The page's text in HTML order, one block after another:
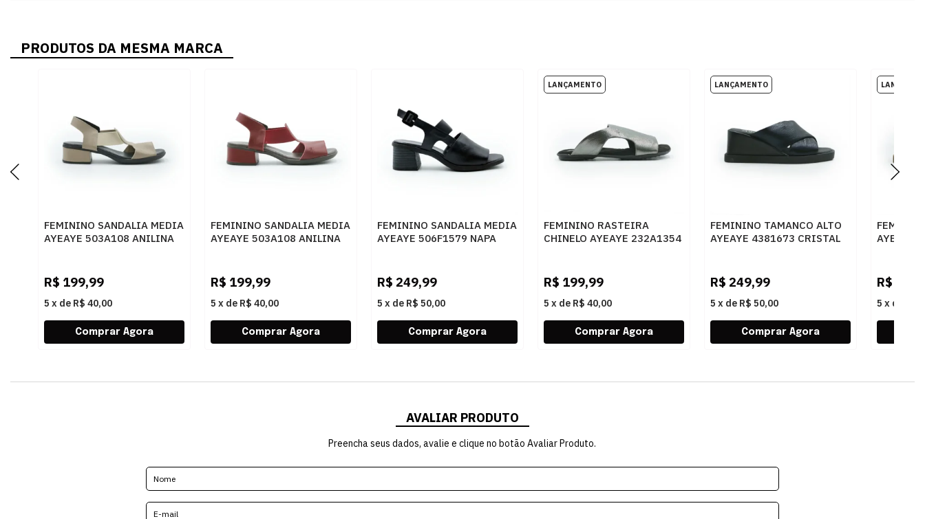
PRODUTOS DA MESMA MARCA
FEMININO SANDALIA MEDIA
AYEAYE 503A108 ANILINA
R$ 199,99
5 x de R$ 40,00
FEMININO SANDALIA MEDIA
AYEAYE 503A108 ANILINA
R$ 199,99
5 x de R$ 40,00
FEMININO SANDALIA MEDIA
AYEAYE 506F1579 NAPA
R$ 249,99
5 x de R$ 50,00
FEMININO RASTEIRA
CHINELO AYEAYE 232A1354
R$ 199,99
5 x de R$ 40,00
FEMININO TAMANCO ALTO
AYEAYE 4381673 CRISTAL
R$ 249,99
5 x de R$ 50,00
AYEAYE
R$
5 x de
AVALIAR PRODUTO
Preencha seus dados, avalie e clique no botão Avaliar Produto.